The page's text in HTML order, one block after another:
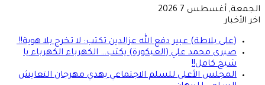
الجمعة, أغسطس 7 2026
اخر الأخبار
(على بلاطة) عبير دفع الله عزالدين تكتب: لا تخرج بلا هوية!!
صبرى محمد علي (العيكورة) يكتب… الكهرباء الكهرباء يا
شيخ كامل!!
المجلس الأعلى للسلم الاجتماعي يهدي مهرجان التعايش